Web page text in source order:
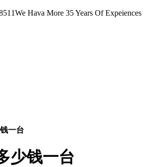
We Hava More 35 Years Of Expeiences
一台
少钱一台